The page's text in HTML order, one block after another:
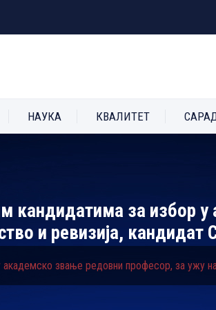
НАУКА КВАЛИТЕТ
кандидатима за избор
и ревизија, кандидат
звање редовни професор, за ужу